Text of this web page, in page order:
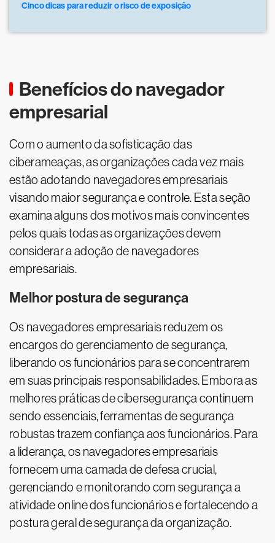
Cinco dicas para reduzir o risco de exposição
Benefícios do navegador
empresarial
Com o aumento da sofisticação das
ciberameaças, as organizações cada vez mais
estão adotando navegadores empresariais
visando maior segurança e controle. Esta seção
examina alguns dos motivos mais convincentes
pelos quais todas as organizações devem
considerar a adoção de navegadores
empresariais.
Melhor postura de segurança
Os navegadores empresariais reduzem os
encargos do gerenciamento de segurança,
liberando os funcionários para se concentrarem
em suas principais responsabilidades. Embora as
melhores práticas de cibersegurança continuem
sendo essenciais, ferramentas de segurança
robustas trazem confiança aos funcionários. Para
a liderança, os navegadores empresariais
fornecem uma camada de defesa crucial,
gerenciando e monitorando com segurança a
atividade online dos funcionários e fortalecendo a
postura geral de segurança da organização.